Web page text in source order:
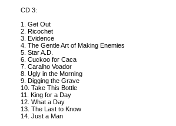
CD 3:
1. Get Out
2. Ricochet
3. Evidence
4. The Gentle Art of Making Enemies
5. Star A.D.
6. Cuckoo for Caca
7. Caralho Voador
8. Ugly in the Morning
9. Digging the Grave
10. Take This Bottle
11. King for a Day
12. What a Day
13. The Last to Know
14. Just a Man